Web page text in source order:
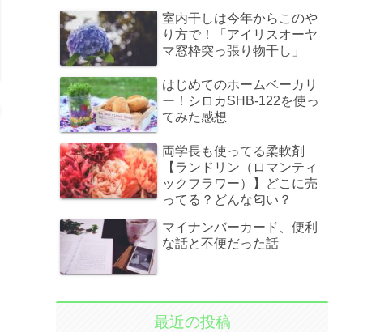
室内干しは今年からこのや
り方で！「アイリスオーヤ
マ窓枠突っ張り物干し」
はじめてのホームベーカリ
ー！シロカSHB-122を使っ
てみた感想
両学長も使ってる柔軟剤
【ランドリン（ロマンティ
ックフラワー）】どこに売
ってる？どんな匂い？
マイナンバーカード、便利
な話と不便だった話
最近の投稿